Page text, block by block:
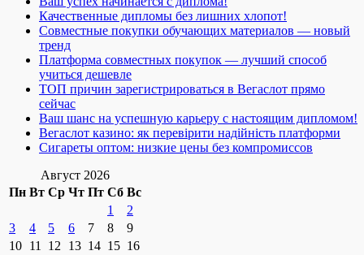
Качественные дипломы без лишних хлопот!
Совместные покупки обучающих материалов — новый
тренд
Платформа совместных покупок — лучший способ
учиться дешевле
ТОП причин зарегистрироваться в Вегаслот прямо
сейчас
Ваш шанс на успешную карьеру с настоящим дипломом!
Вегаслот казино: як перевірити надійність платформи
Сигареты оптом: низкие цены без компромиссов
Август 2026
Пн Вт Ср Чт Пт Сб Вс
1
2
3
4 5 6 7 8
9
10 11 12 13 14 15 16